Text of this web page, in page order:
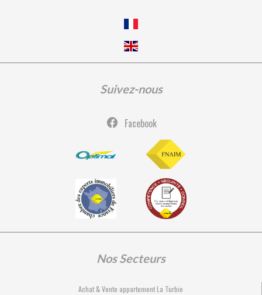
Suivez-nous
Facebook
Nos Secteurs
Achat & Vente appartement La Turbie